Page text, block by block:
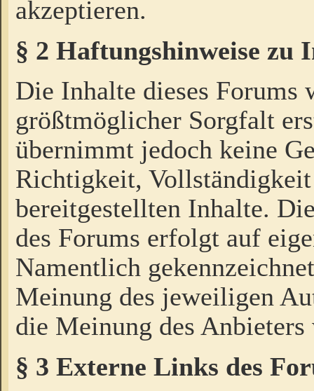
akzeptieren.
§ 2 Haftungshinweise zu
Die Inhalte dieses Forums
größtmöglicher Sorgfalt
übernimmt jedoch keine
Richtigkeit,
bereitgestellten Inhalte.
des Forums erfolgt auf
Namentlich
Meinung des jeweiligen
die Meinung des Anbieters
§ 3 Externe Links des